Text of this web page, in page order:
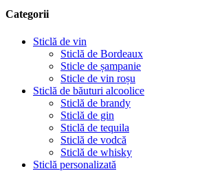
Categorii
Sticlă de vin
Sticlă de Bordeaux
Sticle de șampanie
Sticle de vin roșu
Sticlă de băuturi alcoolice
Sticlă de brandy
Sticlă de gin
Sticlă de tequila
Sticlă de vodcă
Sticlă de whisky
Sticlă personalizată